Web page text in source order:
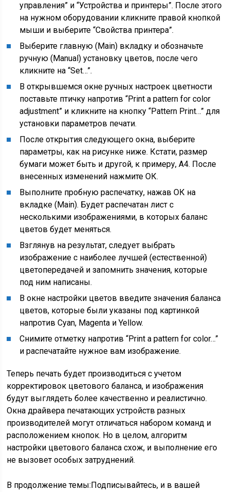
управления” и “Устройства и принтеры”. После этого
на нужном оборудовании кликните правой кнопкой
мыши и выберите “Свойства принтера”.
Выберите главную (Main) вкладку и обозначьте
ручную (Manual) установку цветов, после чего
кликните на “Set…”.
В открывшемся окне ручных настроек цветности
поставьте птичку напротив “Print a pattern for color
adjustment” и кликните на кнопку “Pattern Print…” для
установки параметров печати.
После открытия следующего окна, выберите
параметры, как на рисунке ниже. Кстати, размер
бумаги может быть и другой, к примеру, A4. После
внесенных изменений нажмите ОК.
Выполните пробную распечатку, нажав ОК на
вкладке (Main). Будет распечатан лист с
несколькими изображениями, в которых баланс
цветов будет меняться.
Взглянув на результат, следует выбрать
изображение с наиболее лучшей (естественной)
цветопередачей и запомнить значения, которые
под ним написаны.
В окне настройки цветов введите значения баланса
цветов, которые были указаны под картинкой
напротив Cyan, Magenta и Yellow.
Снимите отметку напротив “Print a pattern for color…”
и распечатайте нужное вам изображение.
Теперь печать будет производиться с учетом
корректировок цветового баланса, и изображения
будут выглядеть более качественно и реалистично.
Окна драйвера печатающих устройств разных
производителей могут отличаться набором команд и
расположением кнопок. Но в целом, алгоритм
настройки цветового баланса схож, и выполнение его
не вызовет особых затруднений.
В продолжение темы:Подписывайтесь, и в вашей